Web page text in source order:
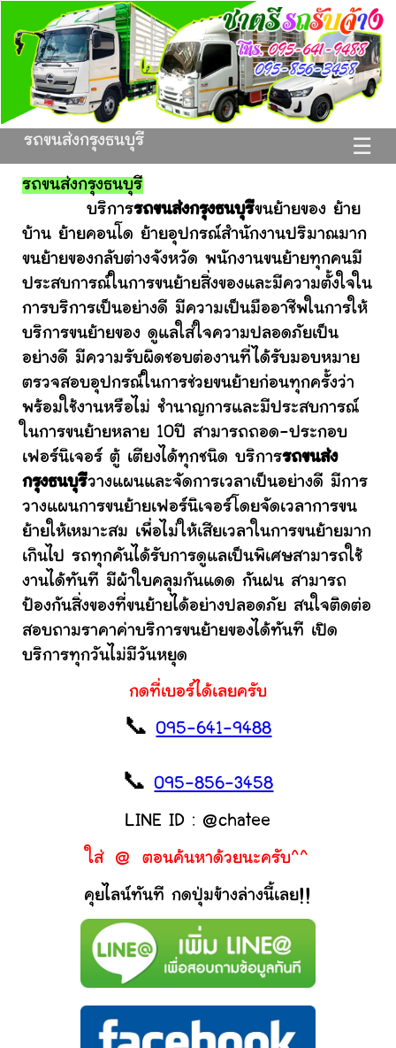
☰
รถขนส่งกรุงธนบุรี
รถขนส่งกรุงธนบุรี
บริการรถขนส่งกรุงธนบุรีขนย้ายของ ย้าย
บ้าน ย้ายคอนโด ย้ายอุปกรณ์สำนักงานปริมาณมาก
ขนย้ายของกลับต่างจังหวัด พนักงานขนย้ายทุกคนมี
ประสบการณ์ในการขนย้ายสิ่งของและมีความตั้งใจใน
การบริการเป็นอย่างดี มีความเป็นมืออาชีพในการให้
บริการขนย้ายของ ดูแลใส่ใจความปลอดภัยเป็น
อย่างดี มีความรับผิดชอบต่องานที่ได้รับมอบหมาย
ตรวจสอบอุปกรณ์ในการช่วยขนย้ายก่อนทุกครั้งว่า
พร้อมใช้งานหรือไม่ ชำนาญการและมีประสบการณ์
ในการขนย้ายหลาย 10ปี สามารถถอด-ประกอบ
เฟอร์นิเจอร์ ตู้ เตียงได้ทุกชนิด บริการรถขนส่ง
กรุงธนบุรีวางแผนและจัดการเวลาเป็นอย่างดี มีการ
วางแผนการขนย้ายเฟอร์นิเจอร์โดยจัดเวลาการขน
ย้ายให้เหมาะสม เพื่อไม่ให้เสียเวลาในการขนย้ายมาก
เกินไป รถทุกคันได้รับการดูแลเป็นพิเศษสามารถใช้
งานได้ทันที มีผ้าใบคลุมกันแดด กันฝน สามารถ
ป้องกันสิ่งของที่ขนย้ายได้อย่างปลอดภัย สนใจติดต่อ
สอบถามราคาค่าบริการขนย้ายของได้ทันที เปิด
บริการทุกวันไม่มีวันหยุด
กดที่เบอร์ได้เลยครับ
📞095-641-9488
📞095-856-3458
LINE ID : @chatee
ใส่ @ ตอนค้นหาด้วยนะครับ^^
คุยไลน์ทันที กดปุ่มข้างล่างนี้เลย!!